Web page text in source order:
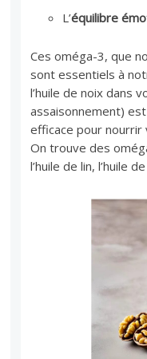
L’équilibre
Ces oméga-3, que
sont essentiels à
l’huile de noix dans
assaisonnement)
efficace pour
On trouve des
l’huile de lin, l’huile